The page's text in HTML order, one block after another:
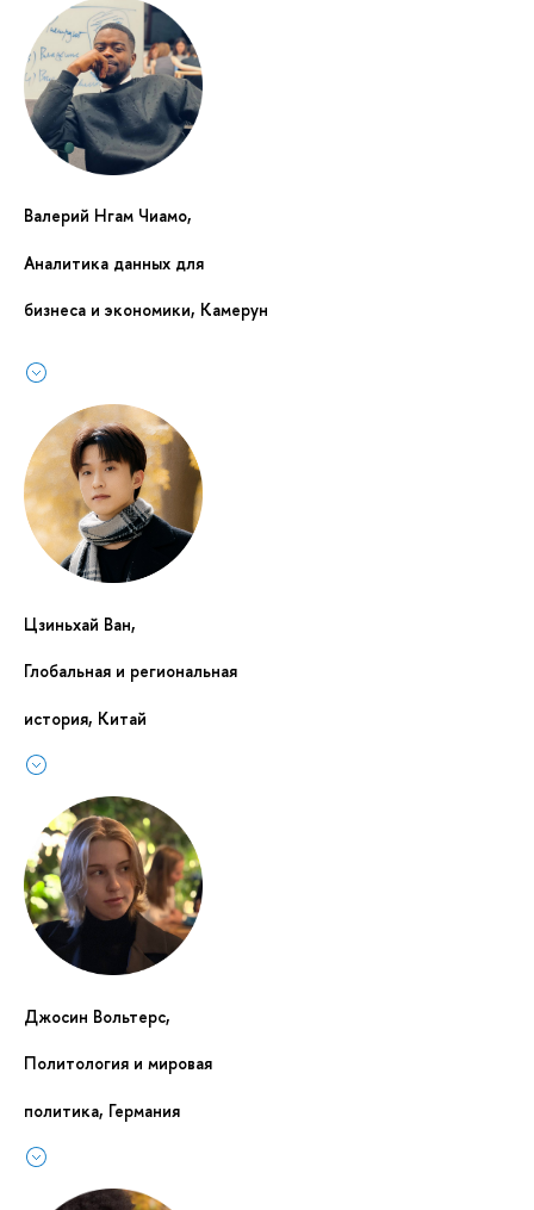
Валерий Нгам Чиамо,
Аналитика данных для
бизнеса и экономики, Камерун
Цзиньхай Ван,
Глобальная и региональная
история, Китай
Джосин Вольтерс,
Политология и мировая
политика, Германия